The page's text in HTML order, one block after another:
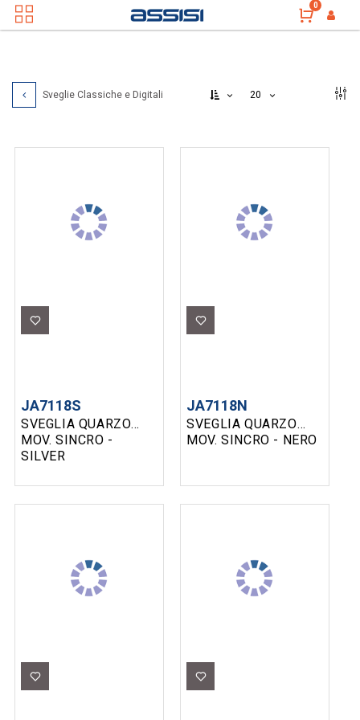
0
Sveglie Classiche e Digitali 20
SVEGLIA QUARZO
MOV. SINCRO -
SILVER
JA7118S
SVEGLIA QUARZO
MOV. SINCRO - NERO
JA7118N